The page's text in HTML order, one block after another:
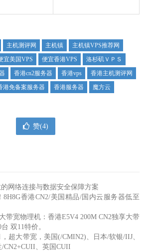
主机测评网 主机镇
主机镇VPS推荐网
宜美国VPS 便宜香港VPS
洛杉矶ＶＰＳ
香港cn2服务器 香港vps
香港主机测评网
港免备案服务器 香港服务器 魔方云
赞(4)
网络连接与数据安全保障方案
香港CN2/美国精品/国内云服务器低至
带宽物理机：香港E5V4 200M CN2独享大带
双11特价。
超大带宽，美国(/CMIN2)、日本/软银/IIJ、
CN2+CUII、英国CUII